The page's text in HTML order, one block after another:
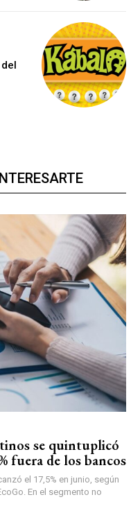
se quintuplicó
fuera de los bancos
el 17,5% en junio, según
En el segmento no